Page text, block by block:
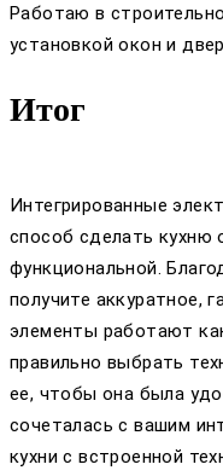
Работаю в
установкой окон и
Итог
Интегрированные
способ сделать кухню
функциональной.
получите аккуратное,
элементы работают
правильно выбрать
ее, чтобы она была
сочеталась с вашим
кухни с встроенной